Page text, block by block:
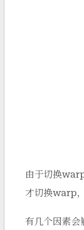
由于切换
才切换warp
有几个因素会